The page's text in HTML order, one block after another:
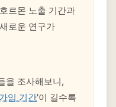
르몬 노출 기간과
로운 연구가
을 조사해보니,
가임 기간'이 길수록